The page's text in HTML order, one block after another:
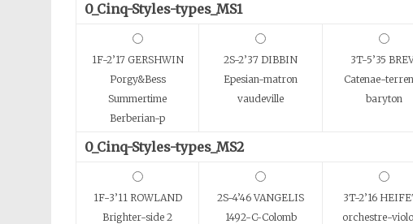
0_Cinq-Styles-types_MS1
1F-2’17 GERSHWIN
Porgy&Bess
Summertime
Berberian-p
2S-2’37 DIBBIN
Epesian-matron
vaudeville
3T-5’35
Catenae-
baryton
0_Cinq-Styles-types_MS2
1F-3’11 ROWLAND
Brighter-side 2
2S-4’46 VANGELIS
1492-C-Colomb
3T-2’16
orchestre-